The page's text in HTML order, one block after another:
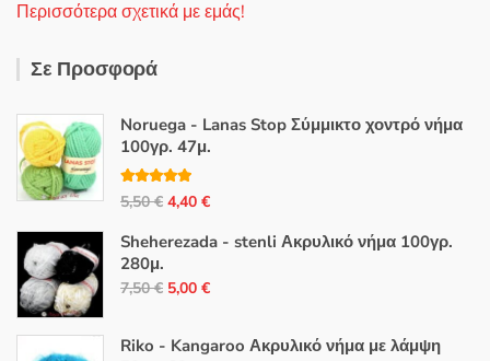
Περισσότερα σχετικά με εμάς!
Σε Προσφορά
Noruega - Lanas Stop Σύμμικτο χοντρό νήμα
100γρ. 47μ.
Βαθμολογή
θηκε με 5.00
5,50€ Original
was:
5,50 €.
4,40 €Η
τιμή
είναι:
Sheherezada - stenli Ακρυλικό νήμα 100γρ.
280μ.
7,50€ Original
was:
5,00 €Η
τιμή
Riko - Kangaroo Ακρυλικό νήμα με λάμψη